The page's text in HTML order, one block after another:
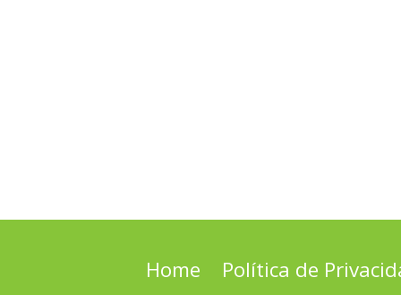
Home Política de